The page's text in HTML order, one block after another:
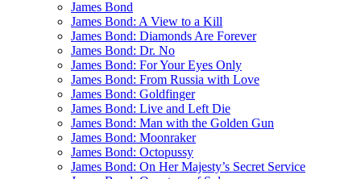
James Bond
James Bond: A View to a Kill
James Bond: Diamonds Are Forever
James Bond: Dr. No
James Bond: For Your Eyes Only
James Bond: From Russia with Love
James Bond: Goldfinger
James Bond: Live and Left Die
James Bond: Man with the Golden Gun
James Bond: Moonraker
James Bond: Octopussy
James Bond: On Her Majesty’s Secret Service